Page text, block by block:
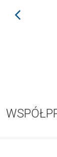
prev